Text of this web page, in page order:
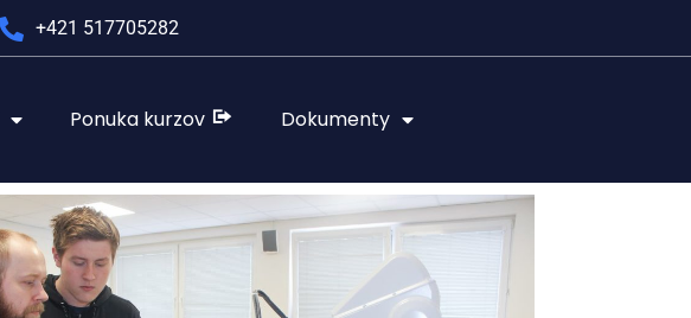
+421 517705282
Ponuka kurzov Dokumenty